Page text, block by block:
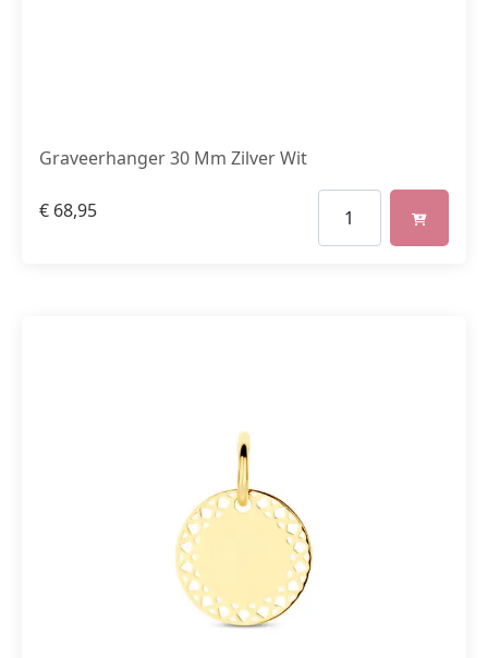
Graveerhanger 30 Mm Zilver Wit
€ 68,95